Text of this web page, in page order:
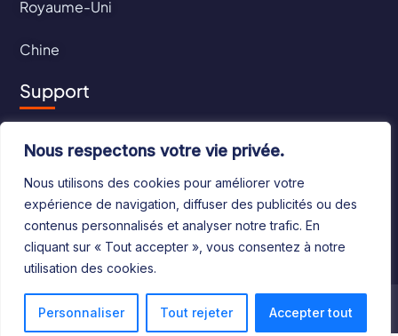
Nous respectons votre vie privée.
Nous utilisons des cookies pour améliorer votre
expérience de navigation, diffuser des publicités ou des
contenus personnalisés et analyser notre trafic. En
cliquant sur « Tout accepter », vous consentez à notre
utilisation des cookies.
Personnaliser Tout rejeter Accepter tout
Royaume-Uni
Chine
Support
CGU
CGV
©2024 Le Bottin Mondial. Tous droits réservés